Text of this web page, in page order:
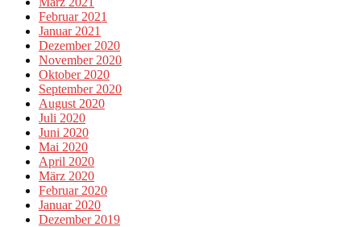
Februar 2021
Januar 2021
Dezember 2020
November 2020
Oktober 2020
September 2020
August 2020
Juli 2020
Juni 2020
Mai 2020
April 2020
März 2020
Februar 2020
Januar 2020
Dezember 2019